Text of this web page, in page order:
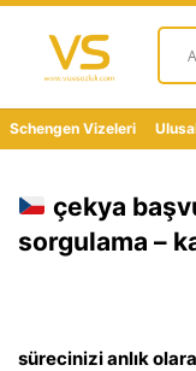
Schengen Vizeleri
çekya
sorgulama –
sürecinizi anlık